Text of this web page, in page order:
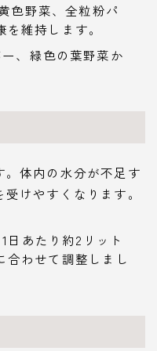
色野菜、全粒粉パ
維持します。
、緑色の葉野菜か
体内の水分が不足す
けやすくなります。
日あたり約2リット
合わせて調整しまし